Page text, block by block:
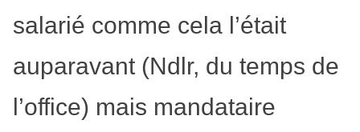
salarié comme cela l’était
auparavant (Ndlr, du temps de
l’office) mais mandataire